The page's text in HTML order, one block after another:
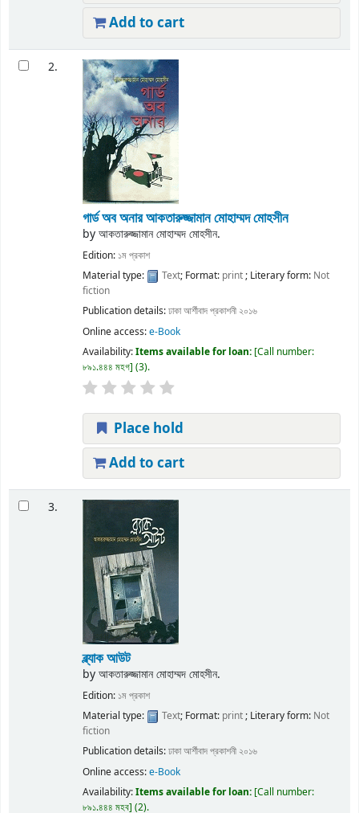
Add to cart
2.
গার্ড অব অনারআকতারুজ্জামান মোহাম্মদ মোহসীন
byআকতারুজ্জামান মোহাম্মদ মোহসীন.
Edition: ১ম প্রকাশ
Material type:
Text; Format: print; Literary form: Not
fiction
Publication details:ঢাকাআর্শীবাদ প্রকাশনী ২০১৬
Online access:e-Book
Availability:Items available for loan: Call number:
৮৯১.৪৪৪ মহগ (3).
Place hold
Add to cart
3.
ব্ল্যাক আউট
byআকতারুজ্জামান মোহাম্মদ মোহসীন.
Edition: ১ম প্রকাশ
Material type:
Text; Format: print; Literary form: Not
fiction
Publication details:ঢাকাআর্শীবাদ প্রকাশনী ২০১৬
Online access:e-Book
Availability:Items available for loan: Call number:
৮৯১.৪৪৪ মহব (2).